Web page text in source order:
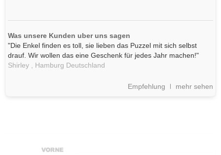
Was unsere Kunden uber uns sagen
"Die Enkel finden es toll, sie lieben das Puzzel mit sich selbst
drauf. Wir wollen das eine Geschenk für jedes Jahr machen!"
Shirley ,
Hamburg Deutschland
Empfehlung mehr sehen